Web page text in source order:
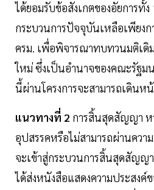
ได้ยอมรับข้อสังเกตของอัยการทั้
กระบวนการปัจจุบันเหลือเพียง
ครม. เพื่อพิจารณาทบทวนมติเ
ใหม่ ซึ่งเป็นอำนาจของคณะรัฐม
นี้ผ่านโครงการจะสามารถเดินห
แนวทางที่ 2 การสิ้นสุดสัญญา ห
อุปสรรคหรือไม่สามารถผ่านควา
จะเข้าสู่กระบวนการสิ้นสุดสัญญ
ได้ส่งหนังสือแสดงความประสงค์